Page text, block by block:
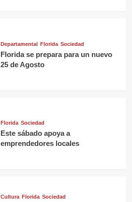
Departamental Florida Sociedad
Florida se prepara para un nuevo
25 de Agosto
Florida Sociedad
Este sábado apoya a
emprendedores locales
Cultura Florida Sociedad